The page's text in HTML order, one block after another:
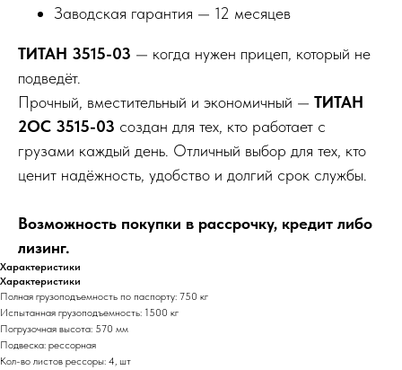
Заводская гарантия — 12 месяцев
ТИТАН 3515-03 — когда нужен прицеп, который не
подведёт.
Прочный, вместительный и экономичный — ТИТАН
2ОС 3515-03 создан для тех, кто работает с
грузами каждый день. Отличный выбор для тех, кто
ценит надёжность, удобство и долгий срок службы.
Возможность покупки в рассрочку, кредит либо
лизинг.
Характеристики
Характеристики
Полная грузоподъемность по паспорту: 750 кг
Испытанная грузоподъемность: 1500 кг
Погрузочная высота: 570 мм
Подвеска: рессорная
Кол-во листов рессоры: 4, шт